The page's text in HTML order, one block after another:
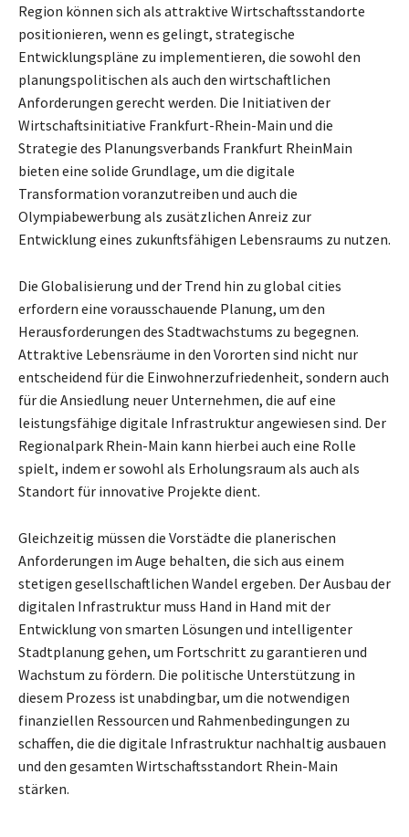
Region können sich als attraktive Wirtschaftsstandorte
positionieren, wenn es gelingt, strategische
Entwicklungspläne zu implementieren, die sowohl den
planungspolitischen als auch den wirtschaftlichen
Anforderungen gerecht werden. Die Initiativen der
Wirtschaftsinitiative Frankfurt-Rhein-Main und die
Strategie des Planungsverbands Frankfurt RheinMain
bieten eine solide Grundlage, um die digitale
Transformation voranzutreiben und auch die
Olympiabewerbung als zusätzlichen Anreiz zur
Entwicklung eines zukunftsfähigen Lebensraums zu nutzen.
Die Globalisierung und der Trend hin zu global cities
erfordern eine vorausschauende Planung, um den
Herausforderungen des Stadtwachstums zu begegnen.
Attraktive Lebensräume in den Vororten sind nicht nur
entscheidend für die Einwohnerzufriedenheit, sondern auch
für die Ansiedlung neuer Unternehmen, die auf eine
leistungsfähige digitale Infrastruktur angewiesen sind. Der
Regionalpark Rhein-Main kann hierbei auch eine Rolle
spielt, indem er sowohl als Erholungsraum als auch als
Standort für innovative Projekte dient.
Gleichzeitig müssen die Vorstädte die planerischen
Anforderungen im Auge behalten, die sich aus einem
stetigen gesellschaftlichen Wandel ergeben. Der Ausbau der
digitalen Infrastruktur muss Hand in Hand mit der
Entwicklung von smarten Lösungen und intelligenter
Stadtplanung gehen, um Fortschritt zu garantieren und
Wachstum zu fördern. Die politische Unterstützung in
diesem Prozess ist unabdingbar, um die notwendigen
finanziellen Ressourcen und Rahmenbedingungen zu
schaffen, die die digitale Infrastruktur nachhaltig ausbauen
und den gesamten Wirtschaftsstandort Rhein-Main
stärken.